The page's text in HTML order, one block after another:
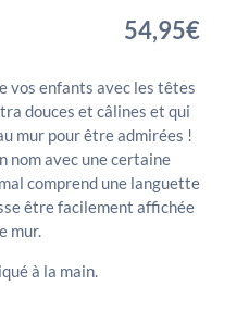
54,95€
vos enfants avec les têtes
douces et câlines et qui
mur pour être admirées !
nom avec une certaine
comprend une languette
être facilement affichée
mur.
à la main.